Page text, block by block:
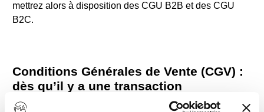
mettrez alors à disposition des CGU B2B et des CGU
B2C.
Conditions Générales de Vente (CGV) :
dès qu’il y a une transaction